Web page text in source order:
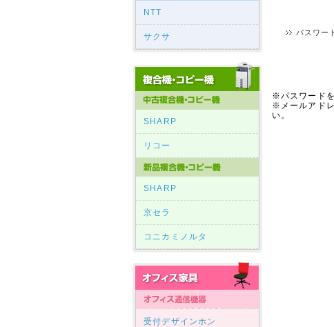
NTT
サクサ
SHARP
リコー
SHARP
京セラ
コニカミノルタ
受付デザインホン
パスワー
※パスワード
※メールアド
い。